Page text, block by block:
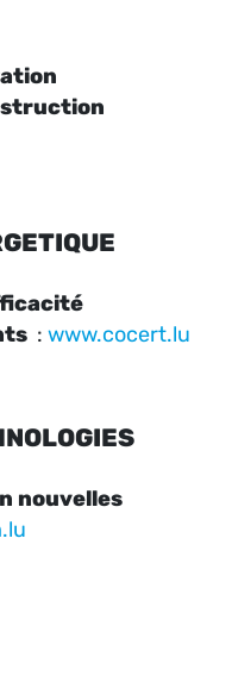
:www.cocert.lu
nouvelles